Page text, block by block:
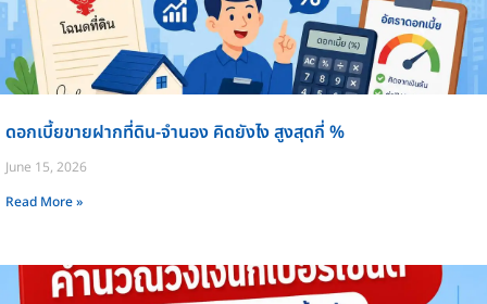
ดอกเบี้ยขายฝากที่ดิน-จำนอง คิดยังไง สูงสุดกี่ %
June 15, 2026
Read More »